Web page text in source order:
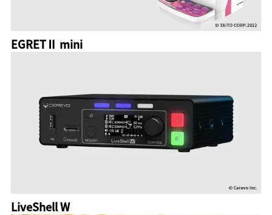
EGRETⅡ mini
LiveShell W